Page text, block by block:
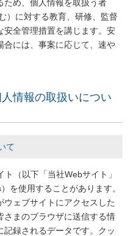
ため、個人情報を取扱う者
）に対する教育、研修、監督
安全管理措置を講じます。安
合には、事案に応じて、速や
情報の取扱いについ
て
（以下「当社Webサイト」
を使用することがあります。
ェブサイトにアクセスした
さまのブラウザに送信する情
録されるデータです。クッ